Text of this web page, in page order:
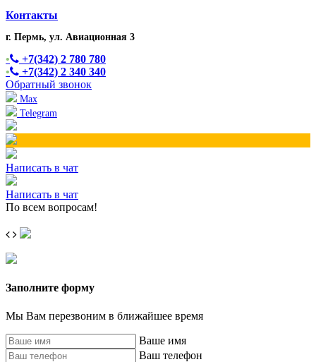
Контакты
г. Пермь, ул. Авиационная 3
•
+7(342) 2 780 780
•
+7(342) 2 340 340
Обратный звонок
Max
Telegram
Написать в чат
Написать в чат
По всем вопросам!
Заполните форму
Мы Вам перезвоним в ближайшее время
Ваше имя
Ваш телефон